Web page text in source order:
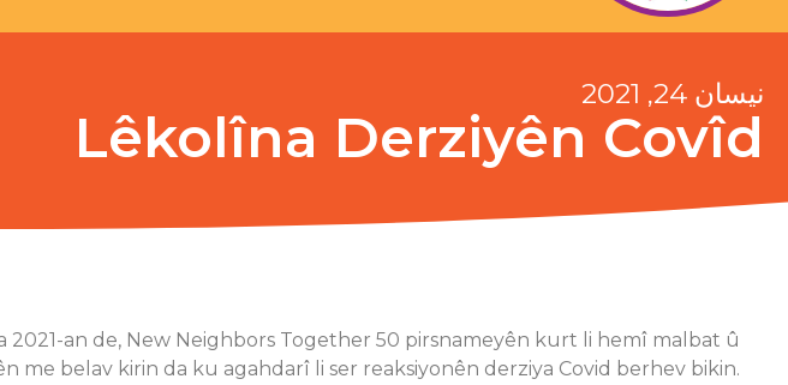
نیسان 24, 2021
Lêkolîna Derziyên Covîd
2021-an de, New Neighbors Together 50 pirsnameyên kurt li hemî malbat û
me belav kirin da ku agahdarî li ser reaksiyonên derziya Covid berhev bikin.